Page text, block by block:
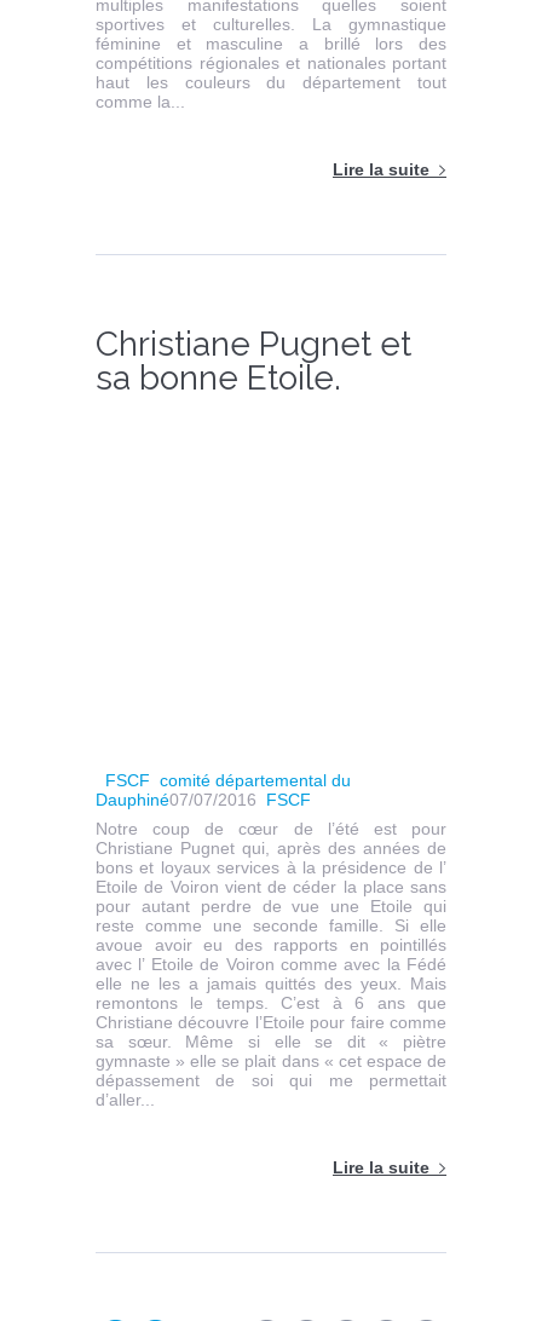
multiples manifestations quelles soient
sportives et culturelles. La gymnastique
féminine et masculine a brillé lors des
compétitions régionales et nationales portant
haut les couleurs du département tout
comme la...
Lire la suite
Christiane Pugnet et
sa bonne Etoile.
FSCF comité départemental du
Dauphiné07/07/2016
FSCF
Notre coup de cœur de l’été est pour
Christiane Pugnet qui, après des années de
bons et loyaux services à la présidence de l’
Etoile de Voiron vient de céder la place sans
pour autant perdre de vue une Etoile qui
reste comme une seconde famille. Si elle
avoue avoir eu des rapports en pointillés
avec l’ Etoile de Voiron comme avec la Fédé
elle ne les a jamais quittés des yeux. Mais
remontons le temps. C’est à 6 ans que
Christiane découvre l’Etoile pour faire comme
sa sœur. Même si elle se dit « piètre
gymnaste » elle se plait dans « cet espace de
dépassement de soi qui me permettait
d’aller...
Lire la suite